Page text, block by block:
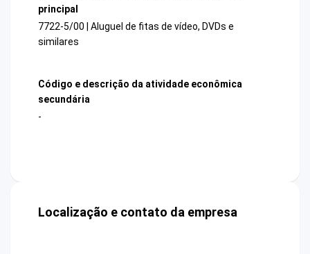
principal
7722-5/00 | Aluguel de fitas de vídeo, DVDs e
similares
Código e descrição da atividade econômica
secundária
-
Localização e contato da empresa